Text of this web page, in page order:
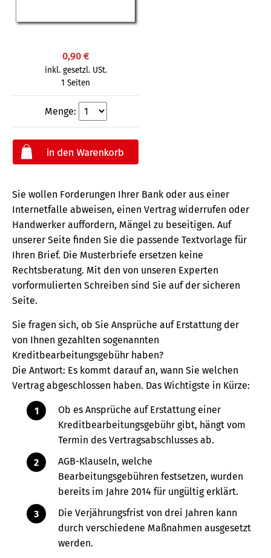
0,90 €
inkl. gesetzl. USt.
1 Seiten
Menge:
Sie wollen Forderungen Ihrer Bank oder aus einer
Internetfalle abweisen, einen Vertrag widerrufen oder
Handwerker auffordern, Mängel zu beseitigen. Auf
unserer Seite finden Sie die passende Textvorlage für
Ihren Brief. Die Musterbriefe ersetzen keine
Rechtsberatung. Mit den von unseren Experten
vorformulierten Schreiben sind Sie auf der sicheren
Seite.
Sie fragen sich, ob Sie Ansprüche auf Erstattung der
von Ihnen gezahlten sogenannten
Kreditbearbeitungsgebühr haben?
Die Antwort: Es kommt darauf an, wann Sie welchen
Vertrag abgeschlossen haben. Das Wichtigste in Kürze:
Ob es Ansprüche auf Erstattung einer
Kreditbearbeitungsgebühr gibt, hängt vom
Termin des Vertragsabschlusses ab.
AGB-Klauseln, welche
Bearbeitungsgebühren festsetzen, wurden
bereits im Jahre 2014 für ungültig erklärt.
Die Verjährungsfrist von drei Jahren kann
durch verschiedene Maßnahmen ausgesetzt
werden.